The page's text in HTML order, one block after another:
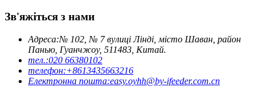
Зв'яжіться з нами
Адреса:№ 102, № 7 вулиці Лінді, місто Шаван, район
Панью, Гуанчжоу, 511483, Китай.
тел.:020 66380102
телефон:+8613435663216
Електронна пошта:easy.oyhh@by-ifeeder.com.cn